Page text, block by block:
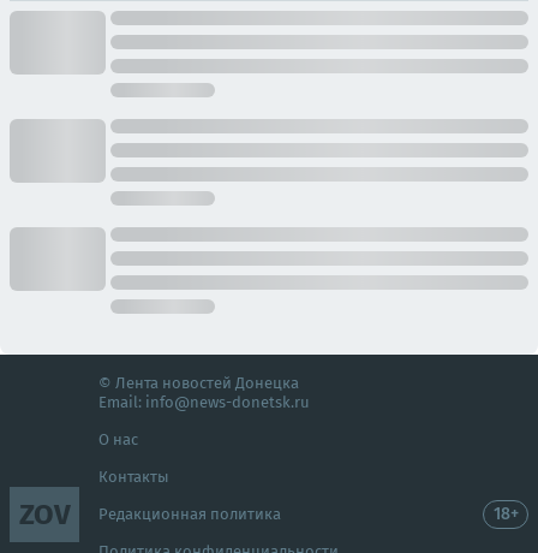
ZOV
© Лента новостей Донецка
Email: info@news-donetsk.ru
О нас
Контакты
Редакционная политика 18+